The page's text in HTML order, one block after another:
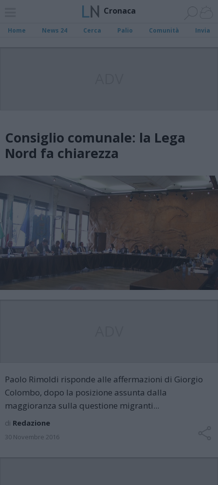
Cronaca
Home News 24 Cerca Palio Comunità Invia
Consiglio comunale: la Lega
Nord fa chiarezza
Paolo Rimoldi risponde alle affermazioni di Giorgio
Colombo, dopo la posizione assunta dalla
maggioranza sulla questione migranti...
di Redazione
30 Novembre 2016